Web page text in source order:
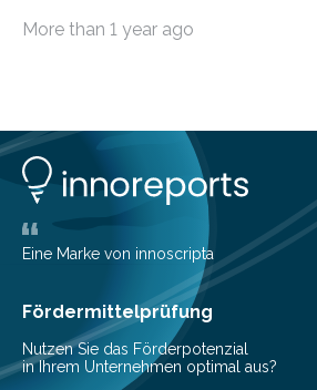
beanspruchen. In der Fachliteratur
Universität Hamburg konnte nun in
the Audio Engineering Society
belegen, dass es eindeutig die
die…
More than 1 year ago
Eine Marke von innoscripta
Fördermittelprüfung
Nutzen Sie das Förderpotenzial
in Ihrem Unternehmen optimal aus?